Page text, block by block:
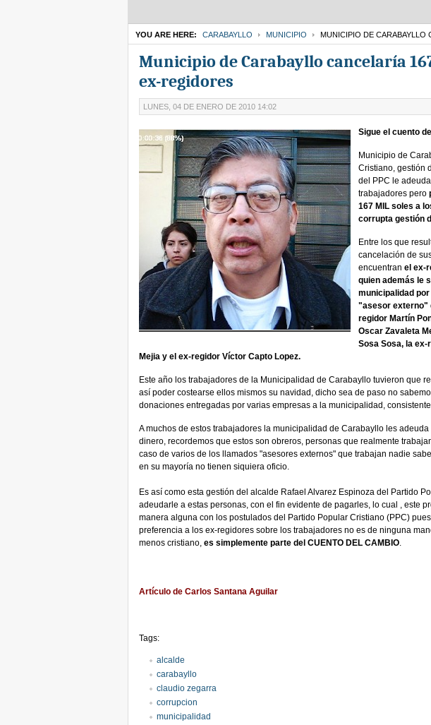
YOU ARE HERE: CARABAYLLO MUNICIPIO MUNICIPIO DE CARABAYLLO
Municipio de Carabayllo cancelaría
ex-regidores
LUNES, 04 DE ENERO DE 2010 14:02
Sigue el cuento
Municipio de
Cristiano, gestión
del PPC le
trabajadores pero
167 MIL soles a
corrupta gestión
Entre los que
cancelación de
encuentranel ex-
quien además le
municipalidad
"asesor externo"
regidor Martín
Oscar Zavaleta
Sosa Sosa, la
Mejia y el ex-regidor Víctor Capto Lopez.
Este año los trabajadores de la Municipalidad de Carabayllo tuvieron que
así poder costearse ellos mismos su navidad, dicho sea de paso no
donaciones entregadas por varias empresas a la municipalidad,
A muchos de estos trabajadores la municipalidad de Carabayllo les
dinero, recordemos que estos son obreros, personas que realmente
caso de varios de los llamados "asesores externos" que trabajan nadie
en su mayoría no tienen siquiera oficio.
Es así como esta gestión del alcalde Rafael Alvarez Espinoza del Partido
adeudarle a estas personas, con el fin evidente de pagarles, lo cual , este
manera alguna con los postulados del Partido Popular Cristiano (PPC)
preferencia a los ex-regidores sobre los trabajadores no es de ninguna
menos cristiano, es simplemente parte del CUENTO DEL CAMBIO.
Artículo de Carlos Santana Aguilar
Tags:
alcalde
carabayllo
claudio zegarra
corrupcion
municipalidad